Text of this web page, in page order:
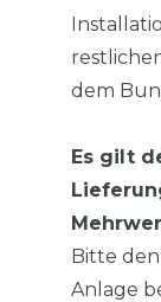
dem
Es gilt
Bitte
Anlage